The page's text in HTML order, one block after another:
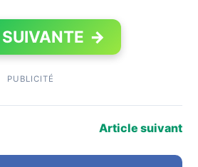
SUIVANTE →
PUBLICITÉ
Article suivant